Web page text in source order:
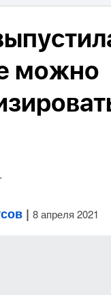
можно
| 8 апреля 2021